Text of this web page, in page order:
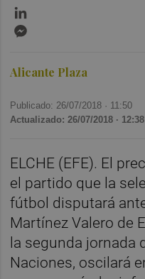
Alicante Plaza
Publicado: 26/07/2018 · 11:50
Actualizado: 26/07/2018 · 12:38
ELCHE (EFE). El
el partido que la
fútbol disputará
Martínez Valero de
la segunda jornada
Naciones, oscilará